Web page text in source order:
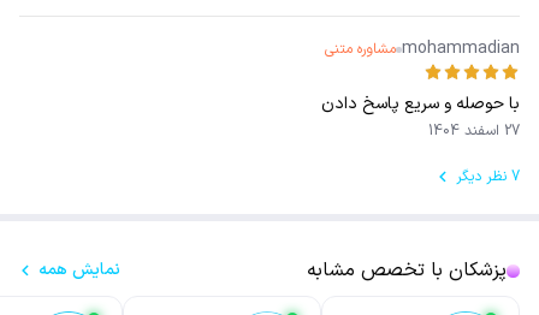
mohammadian مشاوره متنی
با حوصله و سریع پاسخ دادن
27 اسفند 1404
7 نظر دیگر
پزشکان با تخصص مشابه نمایش همه